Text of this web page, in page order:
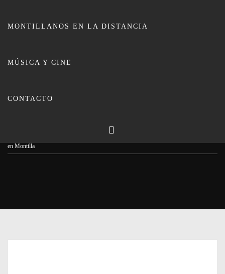
MONTILLANOS EN LA DISTANCIA
MÚSICA Y CINE
CONTACTO
«Entre pedales y caminos» nuevas
en Montilla